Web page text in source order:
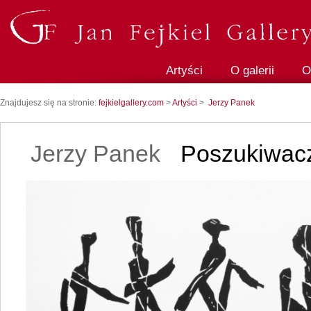
Artyści O galerii
Znajdujesz się na stronie: fejkielgallery.com >Artyści > Jerzy Panek
Jerzy Panek